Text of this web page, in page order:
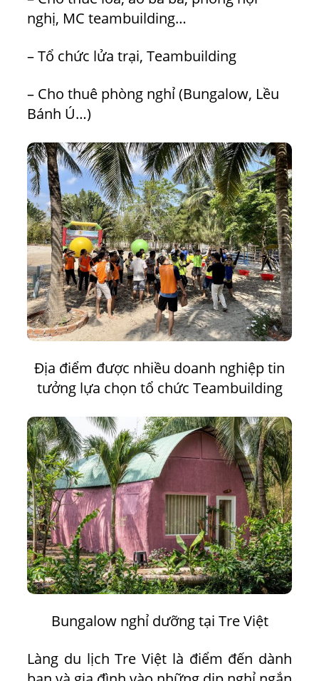
nghị, MC teambuilding…
– Tổ chức lửa trại, Teambuilding
– Cho thuê phòng nghỉ (Bungalow, Lều
Bánh Ú…)
Địa điểm được nhiều doanh nghiệp tin
tưởng lựa chọn tổ chức Teambuilding
Bungalow nghỉ dưỡng tại Tre Việt
Làng du lịch Tre Việt là điểm đến dành